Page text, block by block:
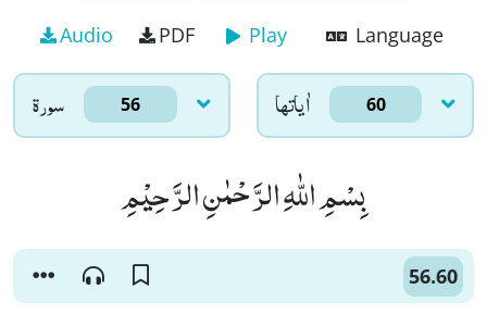
Audio PDF Play Language
سورۃ 56 اٰياتها 60
بِسْمِ اللّٰهِ الرَّحْمٰنِ الرَّحِیْمِ
56.60